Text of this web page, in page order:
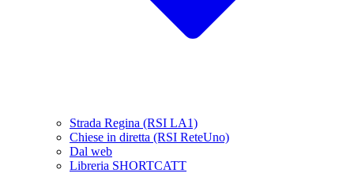
Strada Regina (RSI LA1)
Chiese in diretta (RSI ReteUno)
Dal web
Libreria SHORTCATT